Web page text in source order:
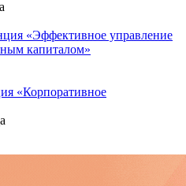
«Эффективное управление
капиталом»
«Корпоративное